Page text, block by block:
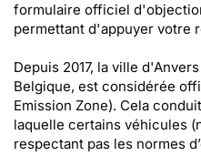
formulaire officiel
permettant d'appuyer votre
Depuis 2017, la ville
Belgique, est considérée
Emission Zone). Cela
laquelle certains véhicules
respectant pas les normes